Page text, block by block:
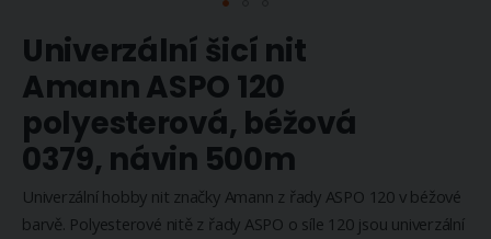
na
začátek
galerie
s
obrázky
Univerzální šicí nit
Amann ASPO 120
polyesterová, béžová
0379, návin 500m
Univerzální hobby nit značky Amann z řady ASPO 120 v béžové
barvě. Polyesterové nitě z řady ASPO o síle 120 jsou univerzální